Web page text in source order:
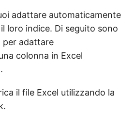
adattare automaticamente
loro indice. Di seguito sono
per adattare
colonna in Excel
il file Excel utilizzando la